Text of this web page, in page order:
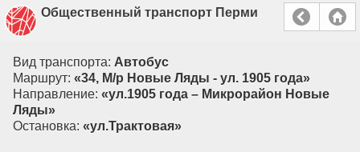
Общественный транспорт Перми
Вид транспорта: Автобус
Маршрут: «34, М/р Новые Ляды - ул. 1905 года»
Направление: «ул.1905 года – Микрорайон Новые
Ляды»
Остановка: «ул.Трактовая»